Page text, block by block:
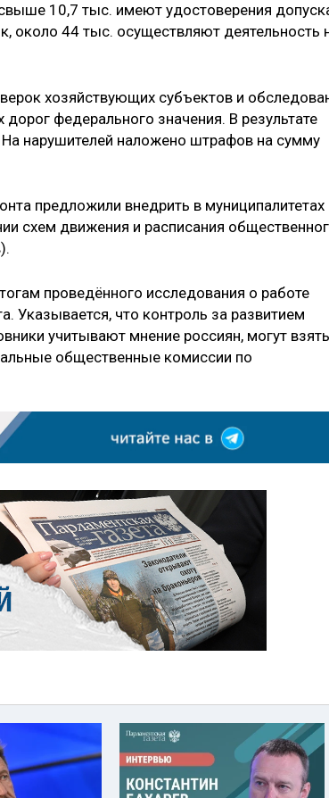
10,7 тыс. имеют удостоверения
около 44 тыс. осуществляют деятельность
хозяйствующих субъектов и
федерального значения. В результате
нарушителей наложено штрафов на сумму
предложили внедрить в муниципалитетах
схем движения и расписания
проведённого исследования о работе
Указывается, что контроль за развитием
учитывают мнение россиян, могут взять
общественные комиссии по